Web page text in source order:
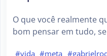
O que você realmente
bom pensar em tudo,
#vida #meta